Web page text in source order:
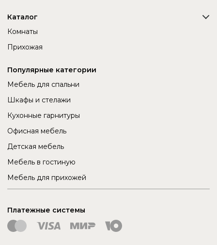
Каталог
Комнаты
Прихожая
Популярные категории
Мебель для спальни
Шкафы и стелажи
Кухонные гарнитуры
Офисная мебель
Детская мебель
Мебель в гостиную
Мебель для прихожей
Платежные системы